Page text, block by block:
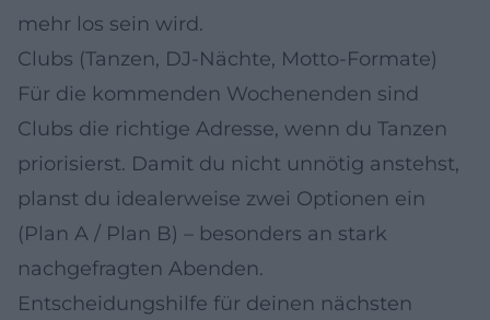
mehr los sein wird.
Clubs (Tanzen, DJ-Nächte, Motto-Formate)
Für die kommenden Wochenenden sind
Clubs die richtige Adresse, wenn du Tanzen
priorisierst. Damit du nicht unnötig anstehst,
planst du idealerweise zwei Optionen ein
(Plan A / Plan B) – besonders an stark
nachgefragten Abenden.
Entscheidungshilfe für deinen nächsten